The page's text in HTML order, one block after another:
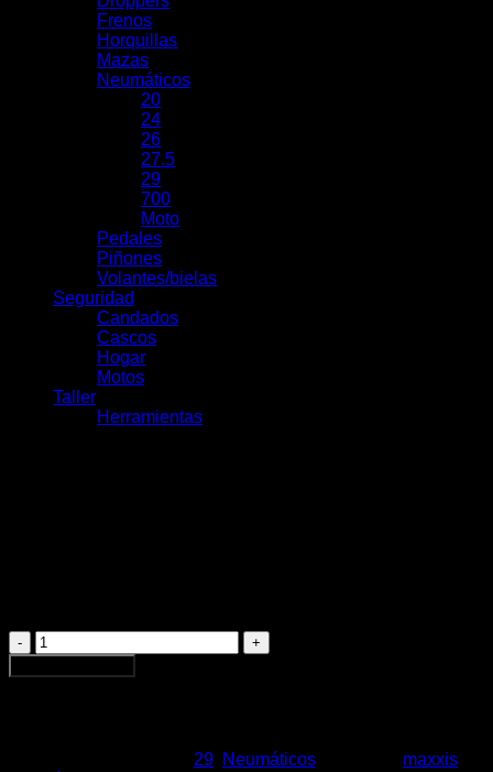
Frenos
Horquillas
Mazas
Neumáticos
20
24
26
27.5
29
700
Moto
Pedales
Piñones
Volantes/bielas
Seguridad
Candados
Cascos
Hogar
Motos
Taller
Herramientas
Maxxis
Rekon
Race
29 Neumáticos maxxis